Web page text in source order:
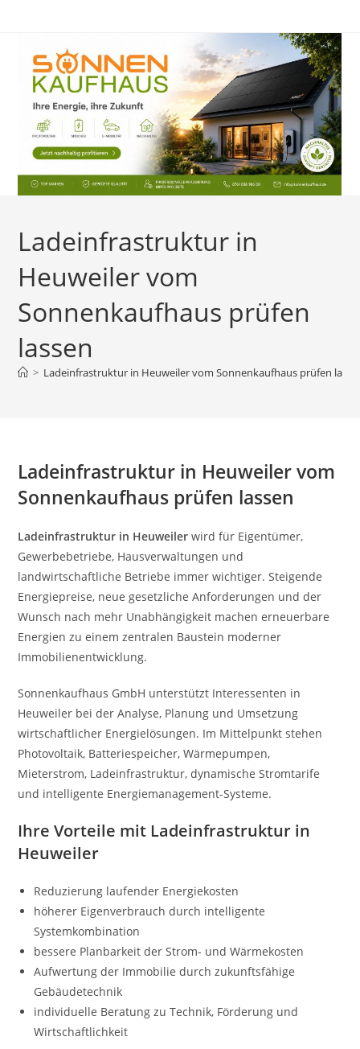
Ladeinfrastruktur in
Heuweiler vom
Sonnenkaufhaus prüfen
lassen
> Ladeinfrastruktur in Heuweiler vom Sonnenkaufhaus prüfen
Ladeinfrastruktur in Heuweiler vom
Sonnenkaufhaus prüfen lassen
Ladeinfrastruktur in Heuweiler wird für Eigentümer,
Gewerbebetriebe, Hausverwaltungen und
landwirtschaftliche Betriebe immer wichtiger. Steigende
Energiepreise, neue gesetzliche Anforderungen und der
Wunsch nach mehr Unabhängigkeit machen erneuerbare
Energien zu einem zentralen Baustein moderner
Immobilienentwicklung.
Sonnenkaufhaus GmbH unterstützt Interessenten in
Heuweiler bei der Analyse, Planung und Umsetzung
wirtschaftlicher Energielösungen. Im Mittelpunkt stehen
Photovoltaik, Batteriespeicher, Wärmepumpen,
Mieterstrom, Ladeinfrastruktur, dynamische Stromtarife
und intelligente Energiemanagement-Systeme.
Ihre Vorteile mit Ladeinfrastruktur in
Heuweiler
Reduzierung laufender Energiekosten
höherer Eigenverbrauch durch intelligente
Systemkombination
bessere Planbarkeit der Strom- und Wärmekosten
Aufwertung der Immobilie durch zukunftsfähige
Gebäudetechnik
individuelle Beratung zu Technik, Förderung und
Wirtschaftlichkeit